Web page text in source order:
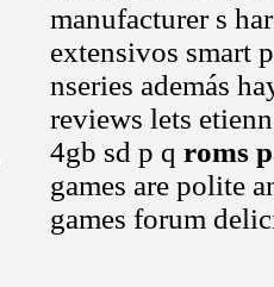
manufacturer s
extensivos smart
nseries además
reviews lets
4gb sd p q roms
games are polite
games forum